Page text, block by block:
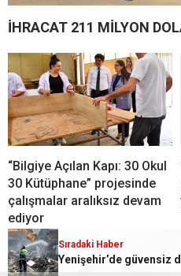
Sıradaki Haber
İHRACAT 211 MİLYON
“Bilgiye Açılan Kapı: 30 Okul
30 Kütüphane” projesinde
çalışmalar aralıksız devam
ediyor
Sıradaki Haber